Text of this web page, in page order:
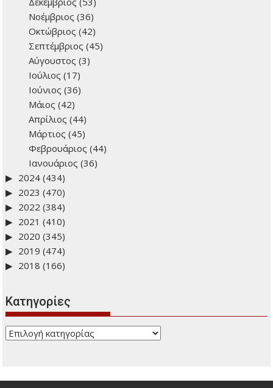
Νοέμβριος (36)
Οκτώβριος (42)
Σεπτέμβριος (45)
Αύγουστος (3)
Ιούλιος (17)
Ιούνιος (36)
Μάιος (42)
Απρίλιος (44)
Μάρτιος (45)
Φεβρουάριος (44)
Ιανουάριος (36)
2024 (434)
2023 (470)
2022 (384)
2021 (410)
2020 (345)
2019 (474)
2018 (166)
Kατηγορίες
Kατηγορίες